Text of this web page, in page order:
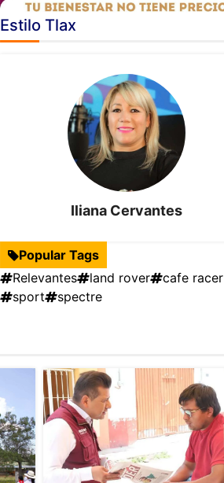
Estilo Tlax
Iliana Cervantes
Popular Tags
Relevantes
land rover
cafe racer
sport
spectre